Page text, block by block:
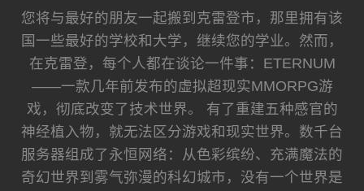
您将与最好的朋友一起搬到克雷登市，那里拥有该
国一些最好的学校和大学，继续您的学业。然而，
在克雷登，每个人都在谈论一件事：ETERNUM
——一款几年前发布的虚拟超现实MMORPG游
戏，彻底改变了技术世界。 有了重建五种感官的
神经植入物，就无法区分游戏和现实世界。数千台
服务器组成了永恒网络：从色彩缤纷、充满魔法的
奇幻世界到雾气弥漫的科幻城市，没有一个世界是